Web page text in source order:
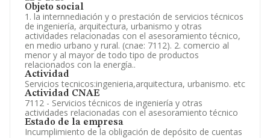
Objeto social
1. la internnediación y o prestación de servicios técnicos
de ingeniería, arquitectura, urbanismo y otras
actividades relacionadas con el asesoramiento técnico,
en medio urbano y rural. (cnae: 7112). 2. comercio al
menor y al mayor de todo tipo de productos
relacionados con la energía..
Actividad
Servicios tecnicos:ingenieria,arquitectura, urbanismo. etc
Actividad CNAE
7112 - Servicios técnicos de ingeniería y otras
actividades relacionadas con el asesoramiento técnico
Estado de la empresa
Incumplimiento de la obligación de depósito de cuentas